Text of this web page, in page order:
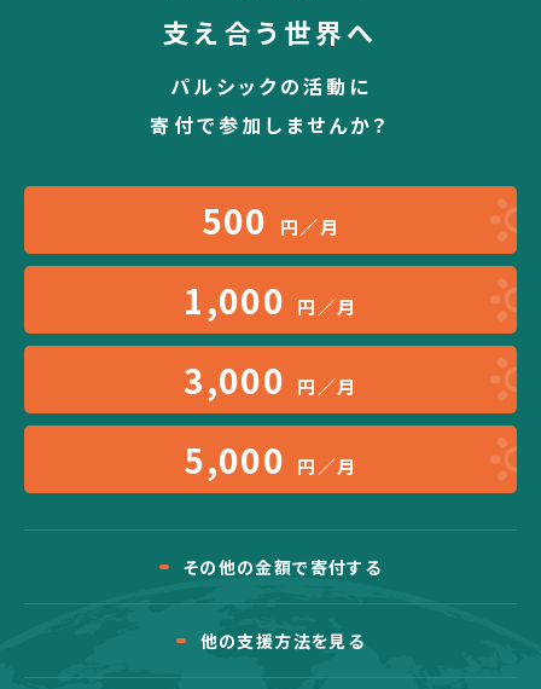
支え合う世界へ
パルシックの活動に
寄付で参加しませんか？
500 円／月
1,000 円／月
3,000 円／月
5,000 円／月
その他の金額で寄付する
他の支援方法を見る